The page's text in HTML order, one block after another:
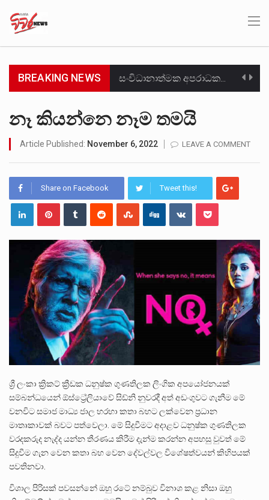
BREAKING NEWS සංවිධානාත්මක අපරාධකරුවකු වන ලොකු පැටිගේ ප්‍රධාන වෙඩික්කරු බවට සැක කරන ගිං ගඟේ ගිල්වා මරා දමා…
මහර බන්ධනාගාරයේ අද ඇතිවූ සිද්ධියෙන් තුවාල ලැබූ බව කියන රැඳවියන් ගණන ඉහළ ගොස් තිබේ. ඒ…
අගෝස්තු මස දෙවන ඉරිදා ලිට් රූම් සූම් සංවාදය පැවැත්වෙන්නේ "කතා කරන මහ වැව" නම් නකතාවක්…
මේ, දන්නා හඳුනන ලියන්නකුගේ නන්නාඳුනන අඩවියක සැරිසරා ලද ආස්වාදනීය මොහොතක සිංහාවලෝකනයකි .කෙටි කවියක දිගු බර…
වත්මන් ආණ්ඩුවේ ප්‍රධාන පාර්ශවකරුවා වන ජනතා විමුක්ති පෙරමුණේ කාලයක පටන් තිබුණු ප්‍රධාන සටන් පාඨයක් වූවේ…
නෑ කියන්නෙ නෑම තමයි
Article Published: November 6, 2022 LEAVE A COMMENT
Share on Facebook Tweet this!
ශ්‍රී ලංකා ක්‍රිකට් ක්‍රීඩක ධනුෂ්ක ගුණතිලක ලිංගික අපයෝජනයක්
සම්බන්ධයෙන් ඕස්ට්‍රේලියාවේ සිඩ්නි නුවරදී අත් අඩංගුවට ගැනීම මේ
වනවිට සමාජ මාධ්‍ය ජාල හරහා කතා බහට ලක්වෙන ප්‍රධාන
මාතෘකාවක් බවට පත්වෙලා. මේ සිදුවීමට අදාළව ධනුෂ්ක ගුණතිලක
වරදකරුද නැද්ද යන්න තීරණය කිරීම දැන්ම කරන්න අපහසු වුවත් මේ
සිදුවීම ගැන වෙන කතා බහ වෙන දේවල්වල විශේෂත්වයන් කිහිපයක්
පවතිනවා.
විශාල පිරිසක් පවසන්නේ ඔහු රටේ නම්බුව විනාශ කළ නිසා ඔහු